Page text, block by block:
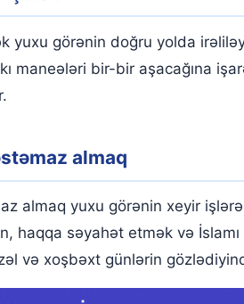
yuxu görənin doğru yolda
maneələri bir-bir aşacağına
almaq
almaq yuxu görənin xeyir
haqqa səyahət etmək və
və xoşbəxt günlərin